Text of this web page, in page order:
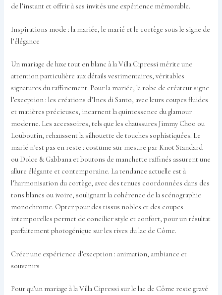
de l’instant et offrir à ses invités une expérience mémorable.
Inspirations mode : la mariée, le marié et le cortège sous le signe de
l’élégance
Un mariage de luxe tout en blanc à la Villa Cipressi mérite une
attention particulière aux détails vestimentaires, véritables
signatures du raffinement. Pour la mariée, la robe de créateur signe
l’exception : les créations d’Ines di Santo, avec leurs coupes fluides
et matières précieuses, incarnent la quintessence du glamour
moderne. Les accessoires, tels que les chaussures Jimmy Choo ou
Louboutin, rehaussent la silhouette de touches sophistiquées. Le
marié n’est pas en reste : costume sur mesure par Knot Standard
ou Dolce & Gabbana et boutons de manchette raffinés assurent une
allure élégante et contemporaine. La tendance actuelle est à
l’harmonisation du cortège, avec des tenues coordonnées dans des
tons blancs ou ivoire, soulignant la cohérence de la scénographie
monochrome. Opter pour des tissus nobles et des coupes
intemporelles permet de concilier style et confort, pour un résultat
parfaitement photogénique sur les rives du lac de Côme.
Créer une expérience d’exception : animation, ambiance et
souvenirs
Pour qu’un mariage à la Villa Cipressi sur le lac de Côme reste gravé